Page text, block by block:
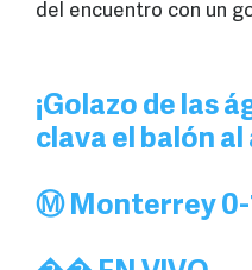
del encuentro con un
¡Golazo de las
clava el balón
Ⓜ️ Monterrey